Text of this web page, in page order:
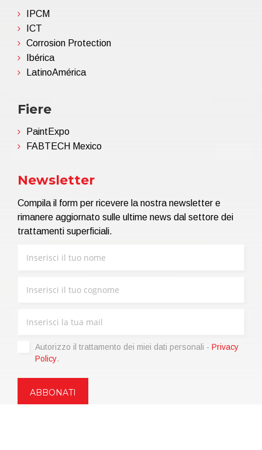
IPCM
ICT
Corrosion Protection
Ibérica
LatinoAmérica
Fiere
PaintExpo
FABTECH Mexico
Newsletter
Compila il form per ricevere la nostra newsletter e
rimanere aggiornato sulle ultime news dal settore dei
trattamenti superficiali.
Autorizzo il trattamento dei miei dati personali - Privacy
Policy.